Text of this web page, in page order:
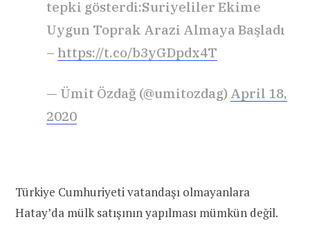
tepki gösterdi:Suriyeliler Ekime
Uygun Toprak Arazi Almaya Başladı
– https://t.co/b3yGDpdx4T
— Ümit Özdağ (@umitozdag) April 18,
2020
Türkiye Cumhuriyeti vatandaşı olmayanlara
Hatay’da mülk satışının yapılması mümkün değil.